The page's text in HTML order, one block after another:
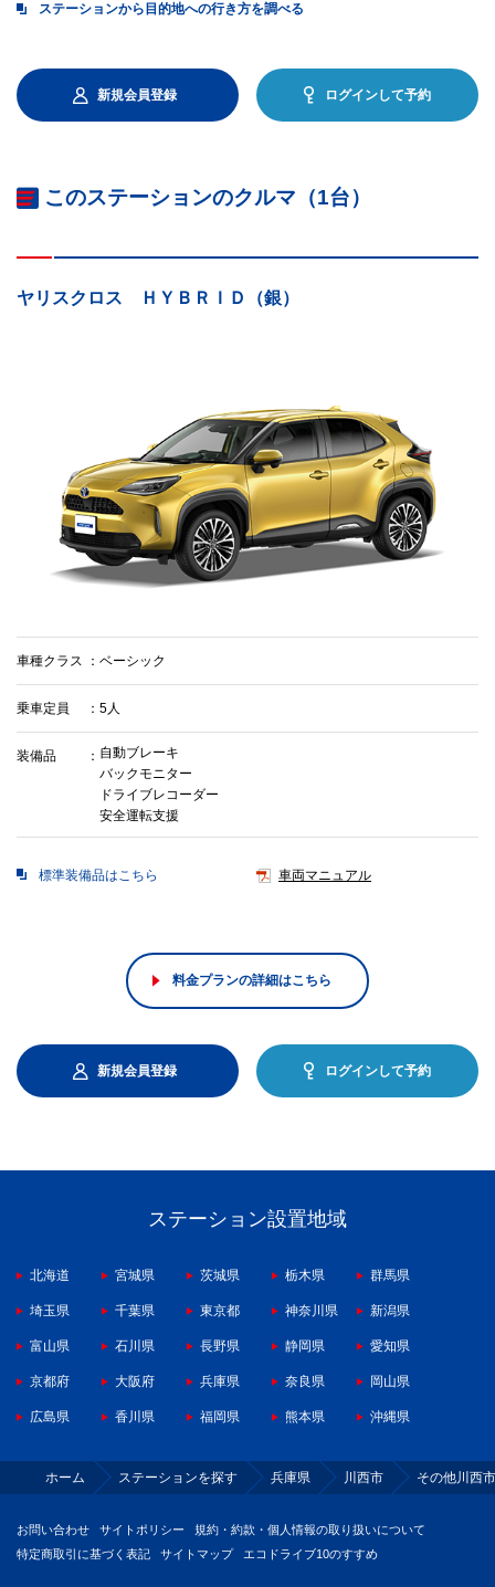
ステーションから目的地への行き方を調べる
新規会員登録 ログインして予約
このステーションのクルマ（1台）
ヤリスクロス ＨＹＢＲＩＤ（銀）
車種クラス ベーシック
乗車定員 5人
装備品
自動ブレーキ
バックモニター
ドライブレコーダー
安全運転支援
標準装備品はこちら 車両マニュアル
料金プランの詳細はこちら
新規会員登録 ログインして予約
ステーション設置地域
北海道 宮城県 茨城県 栃木県 群馬県
埼玉県 千葉県 東京都 神奈川県 新潟県
富山県 石川県 長野県 静岡県 愛知県
京都府 大阪府 兵庫県 奈良県 岡山県
広島県 香川県 福岡県 熊本県 沖縄県
ホーム ステーションを探す 兵庫県 川西市 その他川西市
お問い合わせ サイトポリシー
規約・約款・個人情報の取り扱いについて
特定商取引に基づく表記
サイトマップ エコドライブ10のすすめ